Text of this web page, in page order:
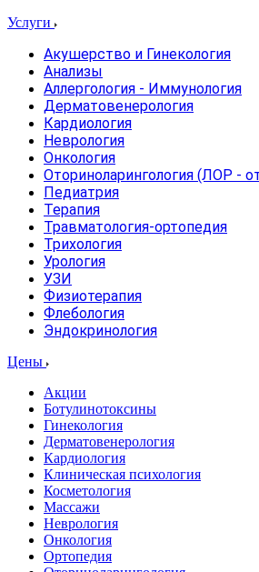
Услуги
Акушерство и Гинекология
Анализы
Аллергология - Иммунология
Дерматовенерология
Кардиология
Неврология
Онкология
Оториноларингология (ЛОР -
Педиатрия
Терапия
Травматология-ортопедия
Трихология
Урология
УЗИ
Физиотерапия
Флебология
Эндокринология
Цены
Акции
Ботулинотоксины
Гинекология
Дерматовенерология
Кардиология
Клиническая психология
Косметология
Массажи
Неврология
Онкология
Ортопедия